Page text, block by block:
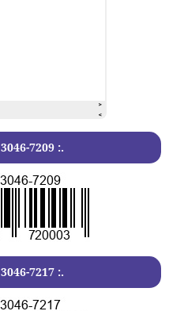
3046-7209:.
3046-7217:.